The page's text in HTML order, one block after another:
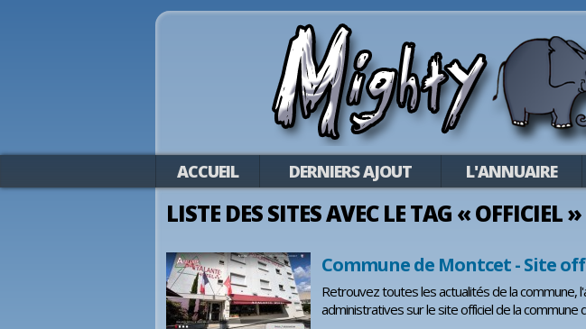
ACCUEIL DERNIERS AJOUT L'ANNUAIRE
LISTE DES SITES AVEC LE TAG « OFFICIEL »
Commune de Montcet - Site
Retrouvez toutes les actualités de la
administratives sur le site officiel de la commune